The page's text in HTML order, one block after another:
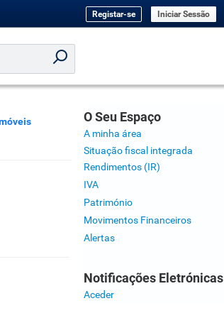
Registar-se Iniciar Sessão
O Seu Espaço
A minha área
Situação fiscal integrada
Rendimentos (IR)
IVA
Património
Movimentos Financeiros
Alertas
Notificações Eletrónicas
Aceder